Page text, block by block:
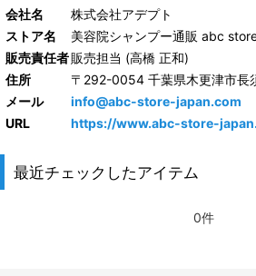
会社名
株式会社アデプト
ストア名
美容院シャンプー通販 abc
販売責任者販売担当 (高橋 正和)
住所
〒292-0054 千葉県木更津市長
メール
info@abc-store-japan.com
URL
https://www.abc-store-
最近チェックしたアイテム
0件